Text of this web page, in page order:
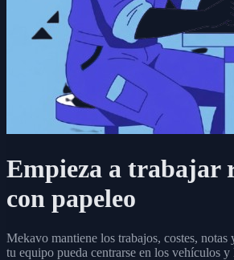
Empieza a trabajar
con papeleo
Mekavo mantiene los trabajos, costes, notas
tu equipo pueda centrarse en los vehículos y